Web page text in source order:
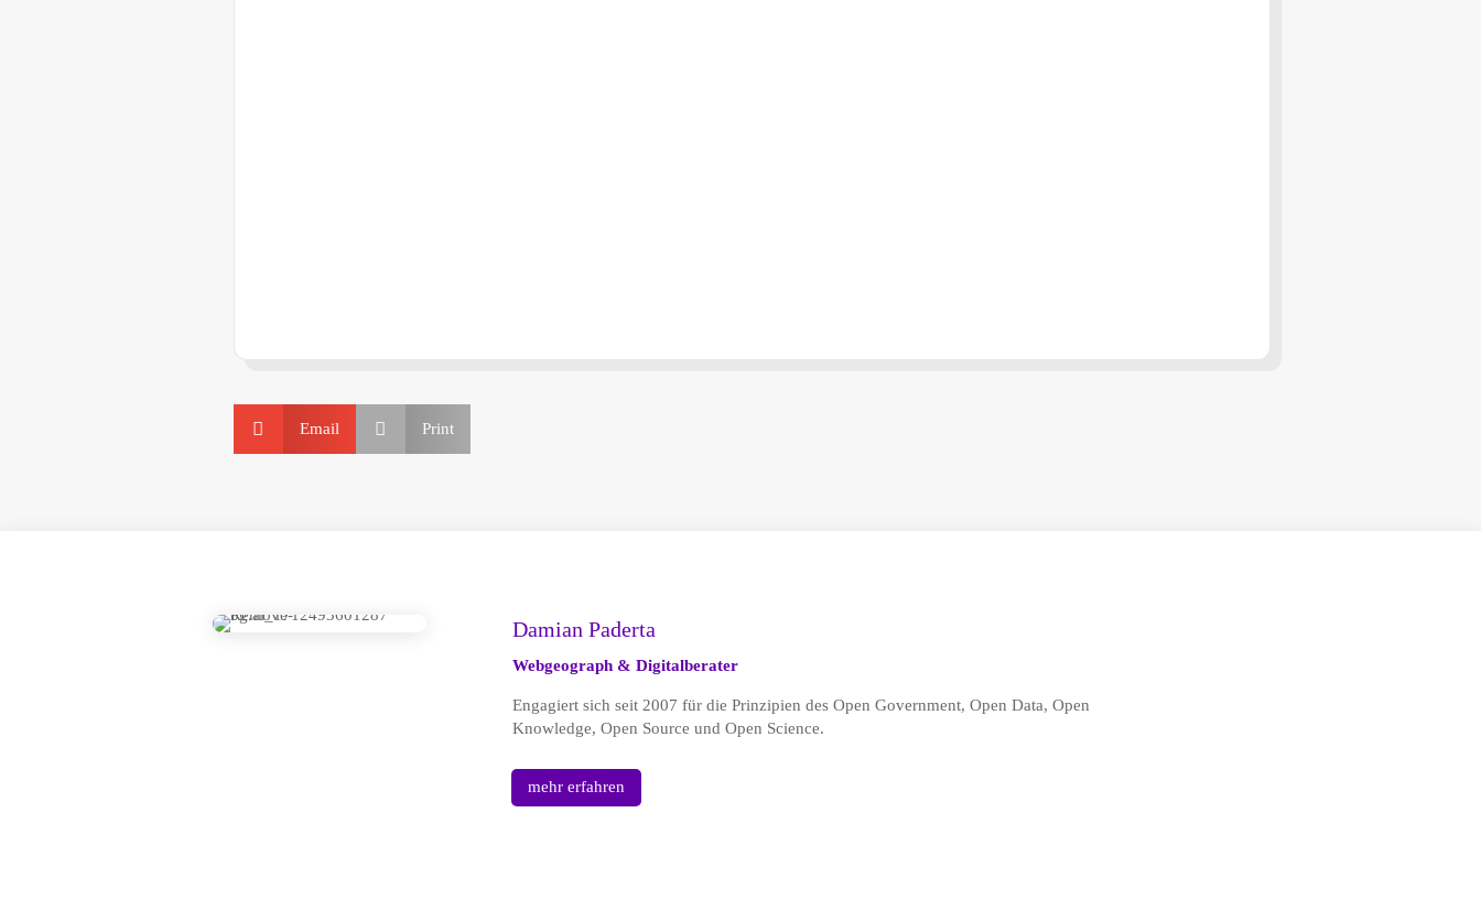
 Email  Print
Damian Paderta
Webgeograph & Digitalberater
Engagiert sich seit 2007 für die Prinzipien des Open Government, Open Data, Open
Knowledge, Open Source und Open Science.
mehr erfahren